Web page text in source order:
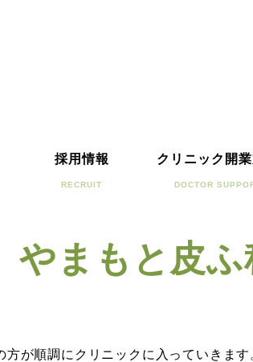
採用情報
RECRUIT
クリニック開
DOCTOR
やまもと皮ふ
が順調にクリニックに入っていきま